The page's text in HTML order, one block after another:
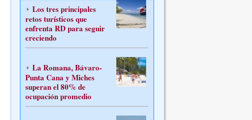
Los tres principales
retos turísticos que
enfrenta RD para seguir
creciendo
La Romana, Bávaro-
Punta Cana y Miches
superan el 80% de
ocupación promedio